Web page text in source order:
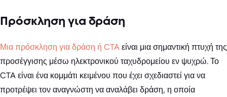
Πρόσκληση για δράση
Μια πρόσκληση για δράση ή CTA είναι μια σημαντική πτυχή της
προσέγγισης μέσω ηλεκτρονικού ταχυδρομείου εν ψυχρώ. Το
CTA είναι ένα κομμάτι κειμένου που έχει σχεδιαστεί για να
προτρέψει τον αναγνώστη να αναλάβει δράση, η οποία